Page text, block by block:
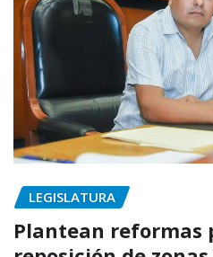
LEGISLATURA
Plantean reformas